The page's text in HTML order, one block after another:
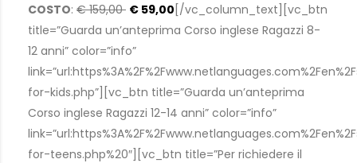
COSTO: € 159,00 € 59,00 [/vc_column_text][vc_btn
title=”Guarda un’anteprima Corso inglese Ragazzi 8-
12 anni” color=”info”
for-kids.php”][vc_btn title=”Guarda un’anteprima
Corso inglese Ragazzi 12-14 anni” color=”info”
for-teens.php%20″][vc_btn title=”Per richiedere il